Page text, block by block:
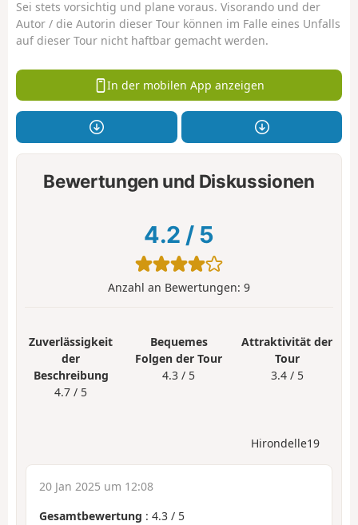
Sei stets vorsichtig und plane voraus. Visorando und der
Autor / die Autorin dieser Tour können im Falle eines Unfalls
auf dieser Tour nicht haftbar gemacht werden.
In der mobilen App anzeigen
Bewertungen und Diskussionen
4.2 / 5
Anzahl an Bewertungen: 9
Zuverlässigkeit
der
Beschreibung
4.7 / 5
Bequemes
Folgen der Tour
4.3 / 5
Attraktivität der
Tour
3.4 / 5
Hirondelle19
20 Jan 2025 um 12:08
Gesamtbewertung : 4.3 / 5